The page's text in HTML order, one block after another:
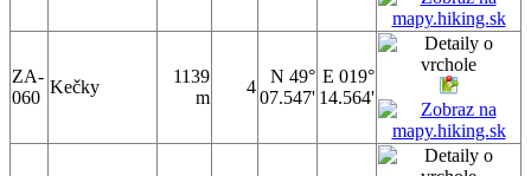
ZA-
060
Kečky
1139
m
4
N 49°
07.547'
E 019°
14.564'